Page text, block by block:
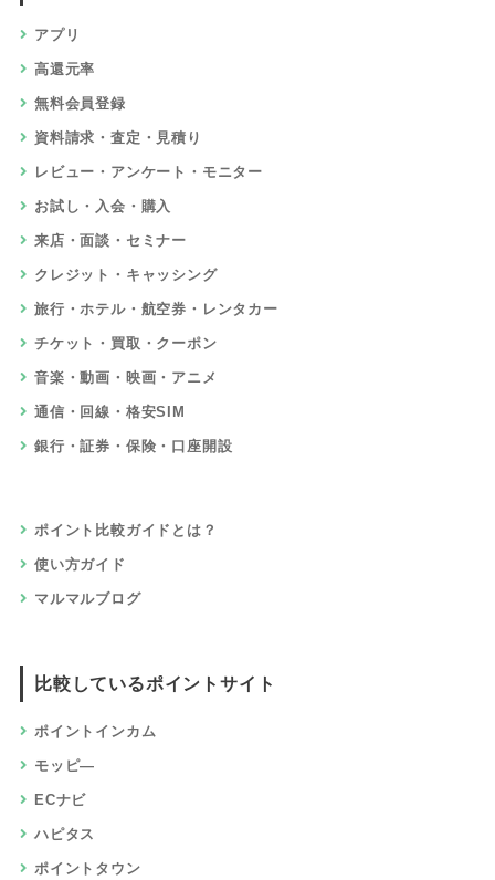
アプリ
高還元率
無料会員登録
資料請求・査定・見積り
レビュー・アンケート・モニター
お試し・入会・購入
来店・面談・セミナー
クレジット・キャッシング
旅行・ホテル・航空券・レンタカー
チケット・買取・クーポン
音楽・動画・映画・アニメ
通信・回線・格安SIM
銀行・証券・保険・口座開設
ポイント比較ガイドとは？
使い方ガイド
マルマルブログ
比較しているポイントサイト
ポイントインカム
モッピ―
ECナビ
ハピタス
ポイントタウン